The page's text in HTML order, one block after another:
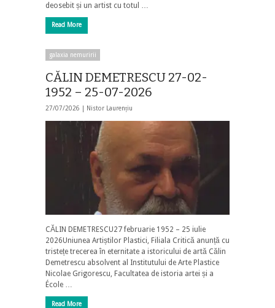
deosebit și un artist cu totul …
Read More
galaxia nemuririi
CĂLIN DEMETRESCU 27-02-
1952 – 25-07-2026
27/07/2026 | Nistor Laurențiu
CĂLIN DEMETRESCU27 februarie 1952 – 25 iulie
2026Uniunea Artiștilor Plastici, Filiala Critică anunță cu
tristețe trecerea în eternitate a istoricului de artă Călin
Demetrescu absolvent al Institutului de Arte Plastice
Nicolae Grigorescu, Facultatea de istoria artei și a
École …
Read More